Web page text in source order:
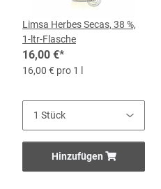
Limsa Herbes Secas, 38 %,
1-ltr-Flasche
16,00 €*
16,00 € pro 1 l
Hinzufügen